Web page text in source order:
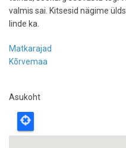
valmis sai. Kitsesid nägime
linde ka.
Matkarajad
Kõrvemaa
Asukoht